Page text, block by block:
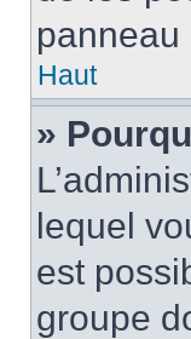
panneau
Haut
»
lequel
est
groupe